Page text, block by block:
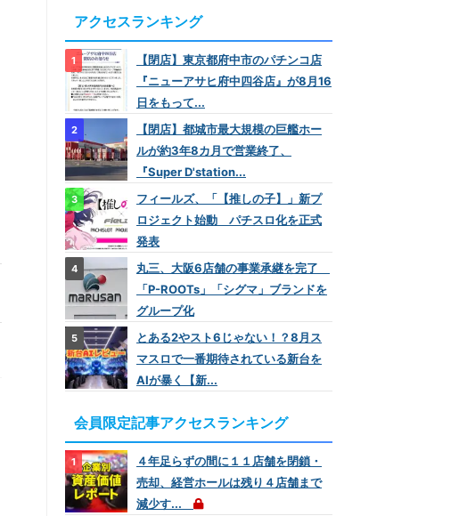
アクセスランキング
【閉店】東京都府中市のパチンコ店
『ニューアサヒ府中四谷店』が8月16
日をもって...
【閉店】都城市最大規模の巨艦ホー
ルが約3年8カ月で営業終了、
『Super D'station...
フィールズ、「【推しの子】」新プ
ロジェクト始動 パチスロ化を正式
発表
丸三、大阪6店舗の事業承継を完了
「P-ROOTs」「シグマ」ブランドを
グループ化
とある2やスト6じゃない！？8月ス
マスロで一番期待されている新台を
AIが暴く【新...
会員限定記事アクセスランキング
４年足らずの間に１１店舗を閉鎖・
売却、経営ホールは残り４店舗まで
減少す...